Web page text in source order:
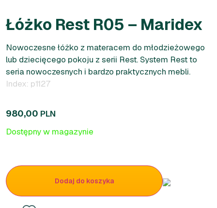
Łóżko Rest R05 – Maridex
Nowoczesne łóżko z materacem do młodzieżowego
lub dziecięcego pokoju z serii Rest. System Rest to
seria nowoczesnych i bardzo praktycznych mebli.
Index: p1127
980,00 PLN
Dostępny w magazynie
Dodaj do koszyka